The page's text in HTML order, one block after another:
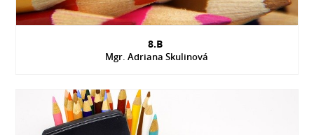
8.B
Mgr. Adriana Skulinová